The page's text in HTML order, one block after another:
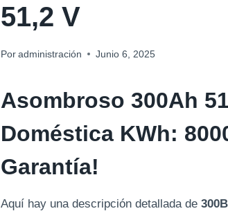
51,2 V
Por administración Junio 6, 2025
Asombroso 300Ah
Doméstica KWh:
Garantía!
Aquí hay una descripción detallada de